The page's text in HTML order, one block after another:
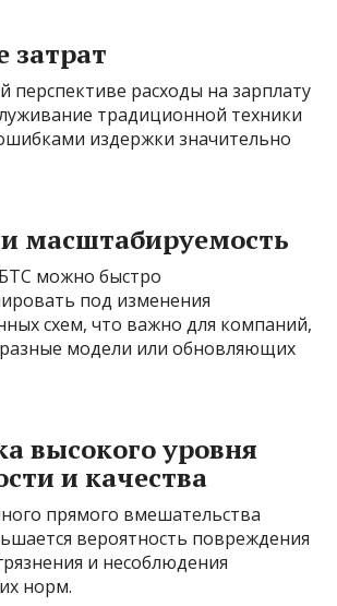
затрат
перспективе расходы на зарплату
традиционной техники
издержки значительно
масштабируемость
можно быстро
под изменения
схем, что важно для компаний,
модели или обновляющих
высокого уровня
и качества
прямого вмешательства
вероятность повреждения
и несоблюдения
норм.